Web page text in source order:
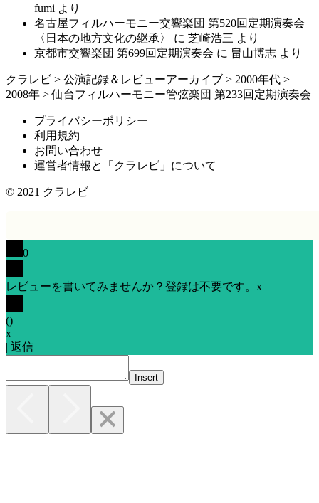
fumi より
名古屋フィルハーモニー交響楽団 第520回定期演奏会
〈日本の地方文化の継承〉
に 芝崎浩三 より
京都市交響楽団 第699回定期演奏会 に 畠山博志 より
クラレビ > 公演記録＆レビューアーカイブ > 2000年代 >
2008年 >仙台フィルハーモニー管弦楽団 第233回定期演奏会
プライバシーポリシー
利用規約
お問い合わせ
運営者情報と「クラレビ」について
© 2021 クラレビ
0
レビューを書いてみませんか？登録は不要です。 x
()
x
| 返信
Insert